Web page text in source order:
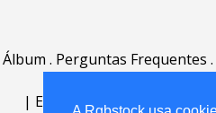
Álbum . Perguntas Frequentes .
| English | Deutsch Español